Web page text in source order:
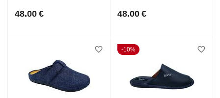
48.00 € 48.00 €
10%